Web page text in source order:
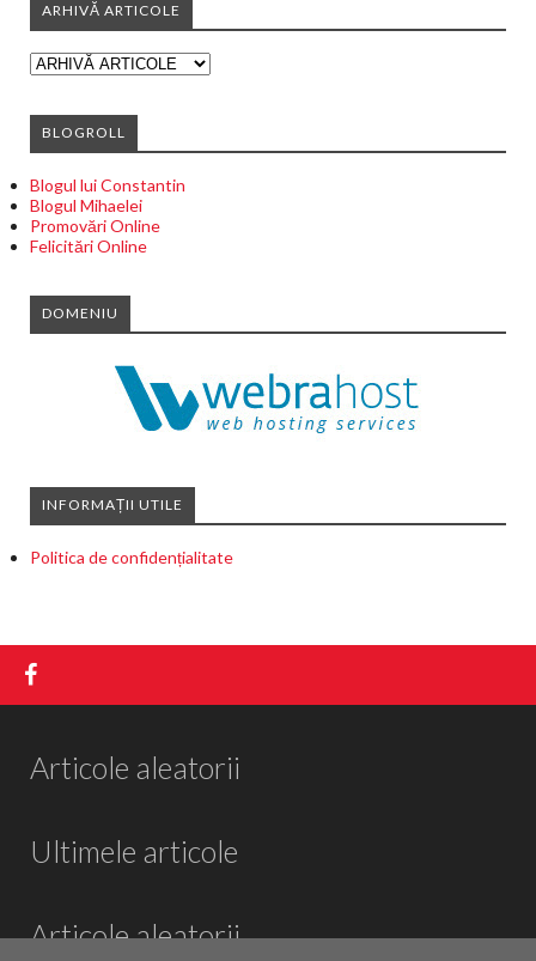
ARHIVĂ ARTICOLE
BLOGROLL
Blogul lui Constantin
Blogul Mihaelei
Promovări Online
Felicitări Online
DOMENIU
INFORMAȚII UTILE
Politica de confidențialitate
Articole aleatorii
Ultimele articole
Articole aleatorii